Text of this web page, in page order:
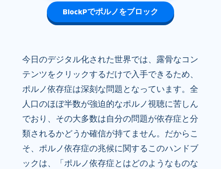
BlockPでポルノをブロック
今日のデジタル化された世界では、露骨なコン
テンツをクリックするだけで入手できるため、
ポルノ依存症は深刻な問題となっています。全
人口のほぼ半数が強迫的なポルノ視聴に苦しん
でおり、その大多数は自分の問題が依存症と分
類されるかどうか確信が持てません。だからこ
そ、ポルノ依存症の兆候に関するこのハンドブ
ックは、「ポルノ依存症とはどのようなものな